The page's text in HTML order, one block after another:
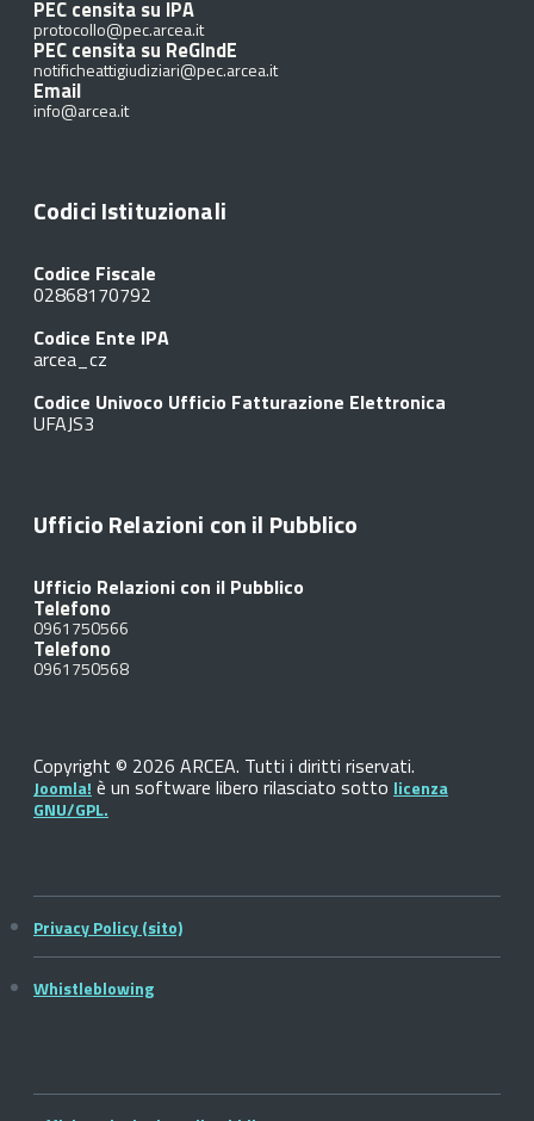
PEC censita su IPA
protocollo@pec.arcea.it
PEC censita su ReGIndE
notificheattigiudiziari@pec.arcea.it
Email
info@arcea.it
Codici Istituzionali
Codice Fiscale
02868170792
Codice Ente IPA
arcea_cz
Codice Univoco Ufficio Fatturazione Elettronica
UFAJS3
Ufficio Relazioni con il Pubblico
Ufficio Relazioni con il Pubblico
Telefono
0961750566
Telefono
0961750568
Copyright © 2026 ARCEA. Tutti i diritti riservati.
Joomla! è un software libero rilasciato sotto licenza
GNU/GPL.
Privacy Policy (sito)
Whistleblowing